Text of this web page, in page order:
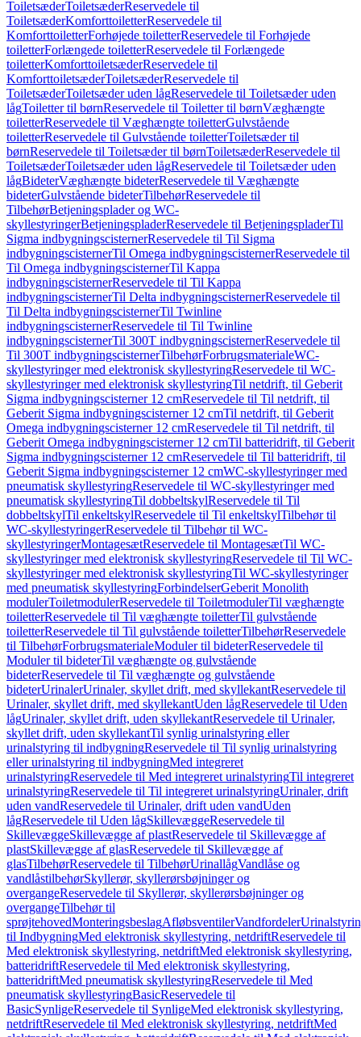
ToiletsæderToiletsæderReservedele til
ToiletsæderKomforttoiletterReservedele til
KomforttoiletterForhøjede toiletterReservedele til Forhøjede
toiletterForlængede toiletterReservedele til Forlængede
toiletterKomforttoiletsæderReservedele til
KomforttoiletsæderToiletsæderReservedele til
ToiletsæderToiletsæder uden lågReservedele til Toiletsæder uden
lågToiletter til børnReservedele til Toiletter til børnVæghængte
toiletterReservedele til Væghængte toiletterGulvstående
toiletterReservedele til Gulvstående toiletterToiletsæder til
børnReservedele til Toiletsæder til børnToiletsæderReservedele til
ToiletsæderToiletsæder uden lågReservedele til Toiletsæder uden
lågBideterVæghængte bideterReservedele til Væghængte
bideterGulvstående bideterTilbehørReservedele til
TilbehørBetjeningsplader og WC-
skyllestyringerBetjeningspladerReservedele til BetjeningspladerTil
Sigma indbygningscisternerReservedele til Til Sigma
indbygningscisternerTil Omega indbygningscisternerReservedele til
Til Omega indbygningscisternerTil Kappa
indbygningscisternerReservedele til Til Kappa
indbygningscisternerTil Delta indbygningscisternerReservedele til
Til Delta indbygningscisternerTil Twinline
indbygningscisternerReservedele til Til Twinline
indbygningscisternerTil 300T indbygningscisternerReservedele til
Til 300T indbygningscisternerTilbehørForbrugsmaterialeWC-
skyllestyringer med elektronisk skyllestyringReservedele til WC-
skyllestyringer med elektronisk skyllestyringTil netdrift, til Geberit
Sigma indbygningscisterner 12 cmReservedele til Til netdrift, til
Geberit Sigma indbygningscisterner 12 cmTil netdrift, til Geberit
Omega indbygningscisterner 12 cmReservedele til Til netdrift, til
Geberit Omega indbygningscisterner 12 cmTil batteridrift, til Geberit
Sigma indbygningscisterner 12 cmReservedele til Til batteridrift, til
Geberit Sigma indbygningscisterner 12 cmWC-skyllestyringer med
pneumatisk skyllestyringReservedele til WC-skyllestyringer med
pneumatisk skyllestyringTil dobbeltskylReservedele til Til
dobbeltskylTil enkeltskylReservedele til Til enkeltskylTilbehør til
WC-skyllestyringerReservedele til Tilbehør til WC-
skyllestyringerMontagesætReservedele til MontagesætTil WC-
skyllestyringer med elektronisk skyllestyringReservedele til Til WC-
skyllestyringer med elektronisk skyllestyringTil WC-skyllestyringer
med pneumatisk skyllestyringForbindelserGeberit Monolith
modulerToiletmodulerReservedele til ToiletmodulerTil væghængte
toiletterReservedele til Til væghængte toiletterTil gulvstående
toiletterReservedele til Til gulvstående toiletterTilbehørReservedele
til TilbehørForbrugsmaterialeModuler til bideterReservedele til
Moduler til bideterTil væghængte og gulvstående
bideterReservedele til Til væghængte og gulvstående
bideterUrinalerUrinaler, skyllet drift, med skyllekantReservedele til
Urinaler, skyllet drift, med skyllekantUden lågReservedele til Uden
lågUrinaler, skyllet drift, uden skyllekantReservedele til Urinaler,
skyllet drift, uden skyllekantTil synlig urinalstyring eller
urinalstyring til indbygningReservedele til Til synlig urinalstyring
eller urinalstyring til indbygningMed integreret
urinalstyringReservedele til Med integreret urinalstyringTil integreret
urinalstyringReservedele til Til integreret urinalstyringUrinaler, drift
uden vandReservedele til Urinaler, drift uden vandUden
lågReservedele til Uden lågSkillevæggeReservedele til
SkillevæggeSkillevægge af plastReservedele til Skillevægge af
plastSkillevægge af glasReservedele til Skillevægge af
glasTilbehørReservedele til TilbehørUrinallågVandlåse og
vandlåstilbehørSkyllerør, skyllerørsbøjninger og
overgangeReservedele til Skyllerør, skyllerørsbøjninger og
overgangeTilbehør til
sprøjtehovedMonteringsbeslagAfløbsventilerVandfordeler
til IndbygningMed elektronisk skyllestyring, netdriftReservedele til
Med elektronisk skyllestyring, netdriftMed elektronisk skyllestyring,
batteridriftReservedele til Med elektronisk skyllestyring,
batteridriftMed pneumatisk skyllestyringReservedele til Med
pneumatisk skyllestyringBasicReservedele til
BasicSynligeReservedele til SynligeMed elektronisk skyllestyring,
netdriftReservedele til Med elektronisk skyllestyring, netdriftMed